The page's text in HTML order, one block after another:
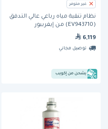
غير متوفر
نظام تنقية مياه رباعي عالي التدفق
(EV943710) من إيفربيور
6,119
توصيل مجاني
يشحن من إكويب